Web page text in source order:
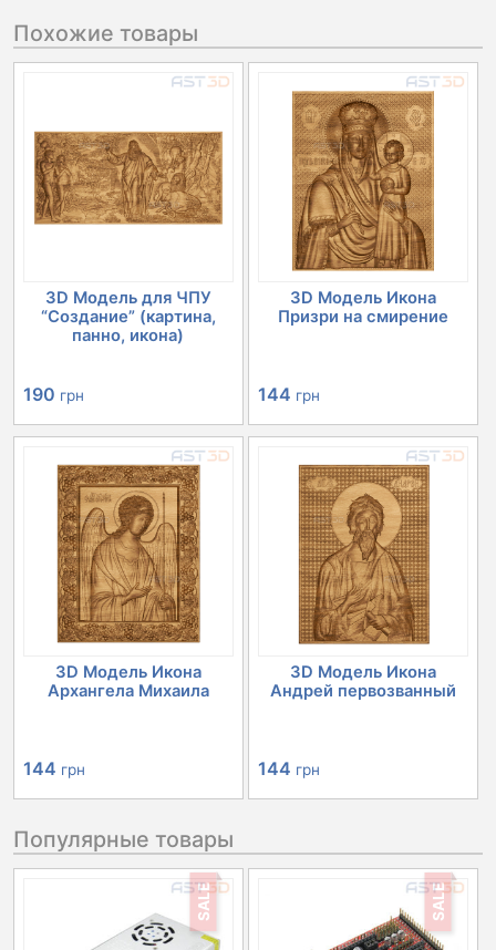
Похожие товары
3D Модель для ЧПУ
“Создание” (картина,
панно, икона)
190 грн
3D Модель Икона
Призри на смирение
144 грн
3D Модель Икона
Архангела Михаила
144 грн
3D Модель Икона
Андрей первозванный
144 грн
Популярные товары
SALE SALE